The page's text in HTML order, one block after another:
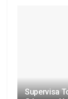
Supervisa